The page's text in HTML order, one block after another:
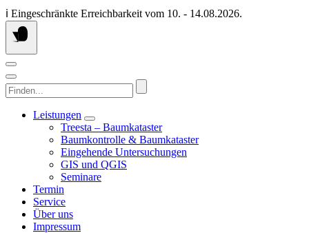
Springen
Sie
zum
ℹ️ Eingeschränkte Erreichbarkeit vom 10. - 14.08.2026.
Finden...
Leistungen
Treesta – Baumkataster
Baumkontrolle & Baumkataster
Eingehende Untersuchungen
GIS und QGIS
Seminare
Termin
Service
Über uns
Impressum